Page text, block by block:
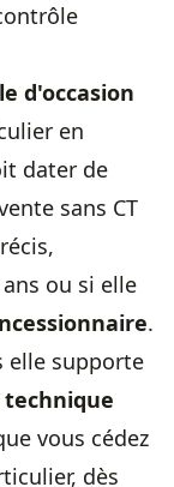
d'occasion
en
dater de
sans CT
ou si elle
.
elle supporte
vous cédez
dès